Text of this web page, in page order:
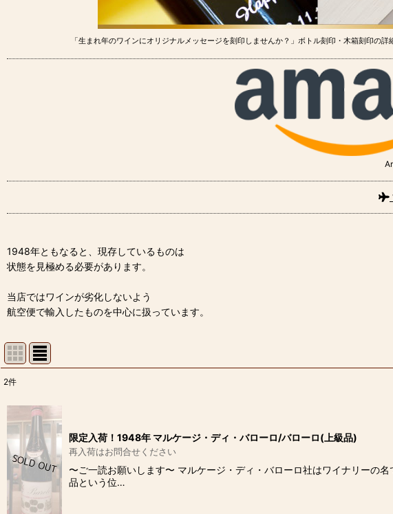
「生まれ年のワインにオリジナルメッセージを刻印しませんか？」ボトル刻印・木箱刻印の詳
1948年ともなると、現存しているものは
状態を見極める必要があります。
当店ではワインが劣化しないよう
航空便で輸入したものを中心に扱っています。
並び順 :
2件
限定入荷！1948年 マルケージ・ディ・バローロ/バローロ(上級品)
再入荷はお問合せください
〜ご一読お願いします〜 マルケージ・ディ・バローロ社はワイナリーの
品という位…